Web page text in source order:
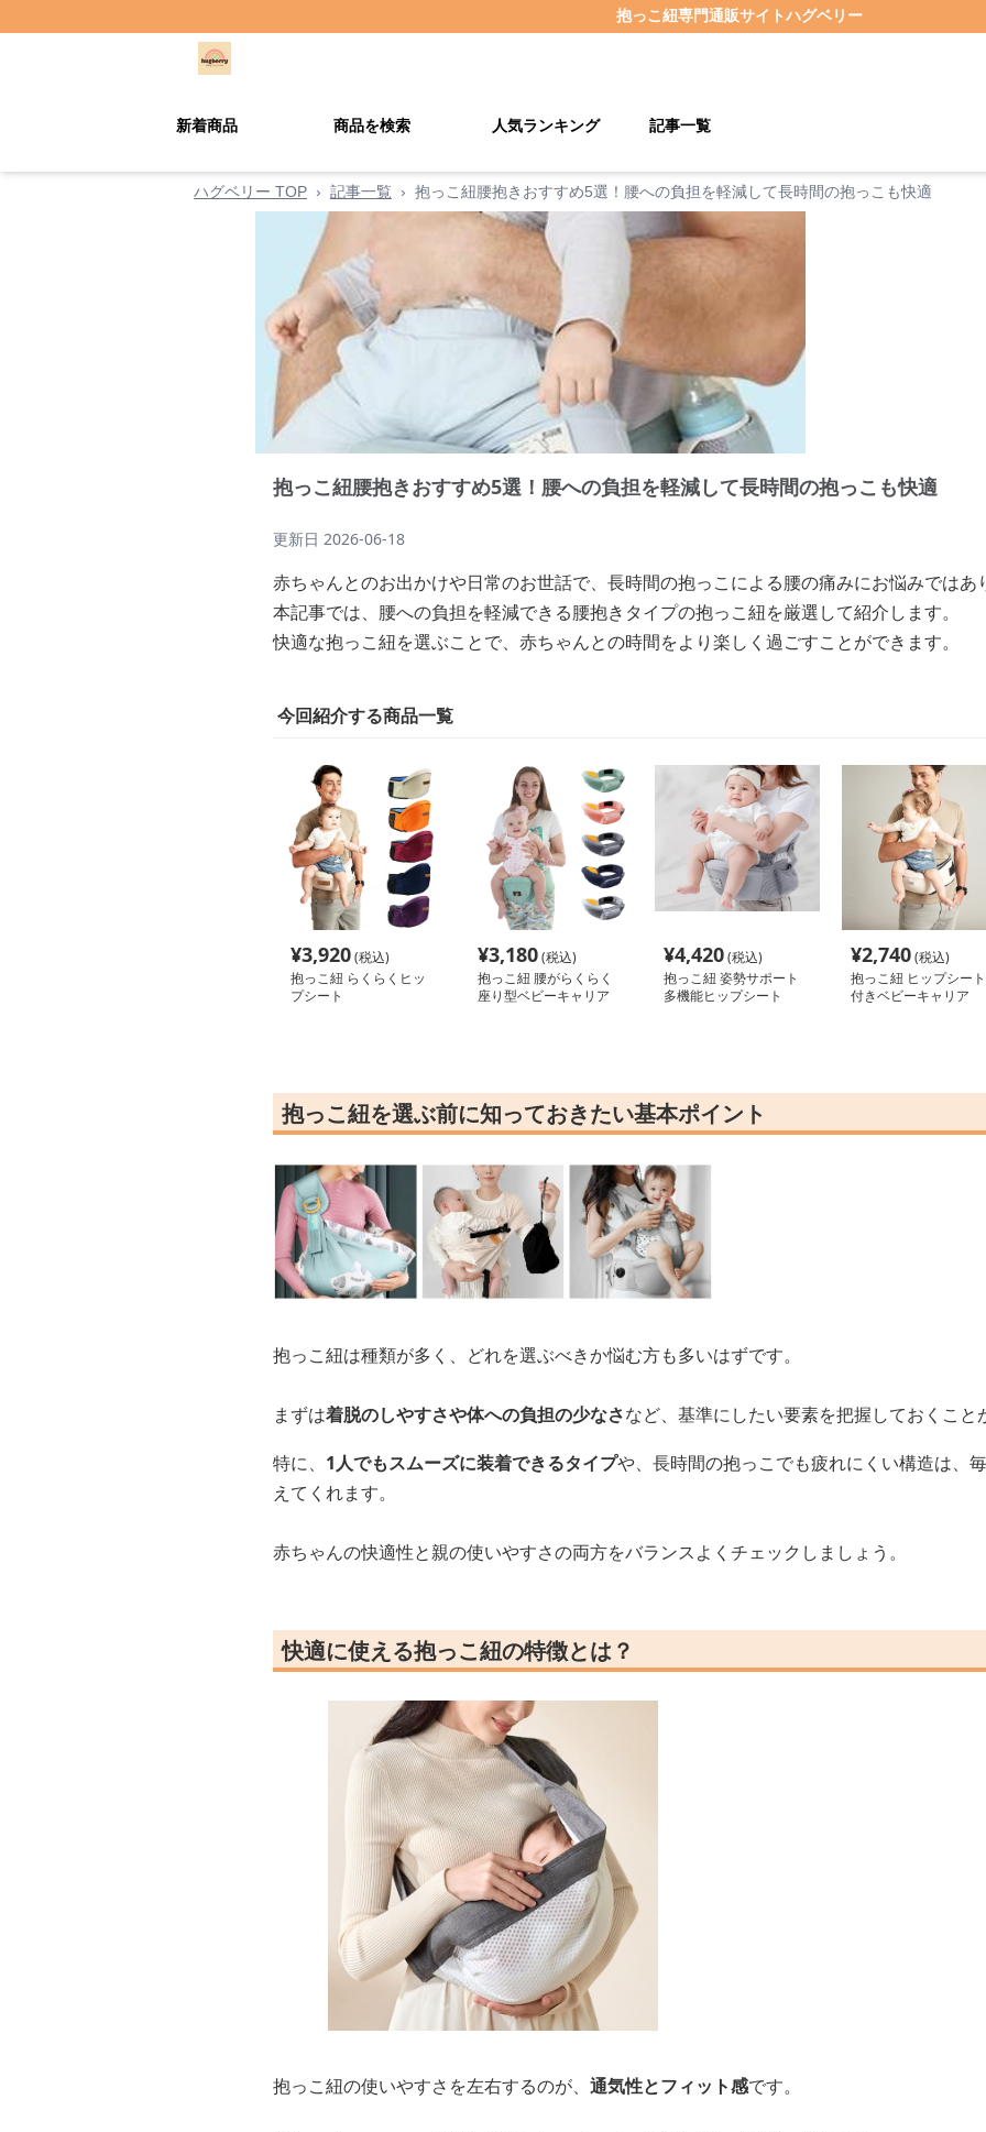
抱っこ紐専門通販サイトハグベリー
新着商品 商品を検索 人気ランキング 記事一覧
ハグベリー TOP › 記事一覧 › 抱っこ紐腰抱きおすすめ5選！腰への負担を軽減して長時間の抱っこも快適
抱っこ紐腰抱きおすすめ5選！腰への負担を軽減して長時間の抱っこも快適
更新日 2026-06-18
赤ちゃんとのお出かけや日常のお世話で、長時間の抱っこによる腰の痛みにお悩みではあ
本記事では、腰への負担を軽減できる腰抱きタイプの抱っこ紐を厳選して紹介します。
快適な抱っこ紐を選ぶことで、赤ちゃんとの時間をより楽しく過ごすことができます。
今回紹介する商品一覧
¥3,920(税込)
抱っこ紐 らくらくヒッ
プシート
¥3,180(税込)
抱っこ紐 腰がらくらく
座り型ベビーキャリア
¥4,420(税込)
抱っこ紐 姿勢サポート
多機能ヒップシート
¥2,740(税込)
抱っこ紐 ヒップシート
付きベビーキャリア
抱っこ紐を選ぶ前に知っておきたい基本ポイント
抱っこ紐は種類が多く、どれを選ぶべきか悩む方も多いはずです。
まずは着脱のしやすさや体への負担の少なさなど、基準にしたい要素を把握しておくこと
特に、 1人でもスムーズに装着できるタイプや、長時間の抱っこでも疲れにくい構造は、
えてくれます。
赤ちゃんの快適性と親の使いやすさの両方をバランスよくチェックしましょう。
快適に使える抱っこ紐の特徴とは？
抱っこ紐の使いやすさを左右するのが、 通気性とフィット感です。